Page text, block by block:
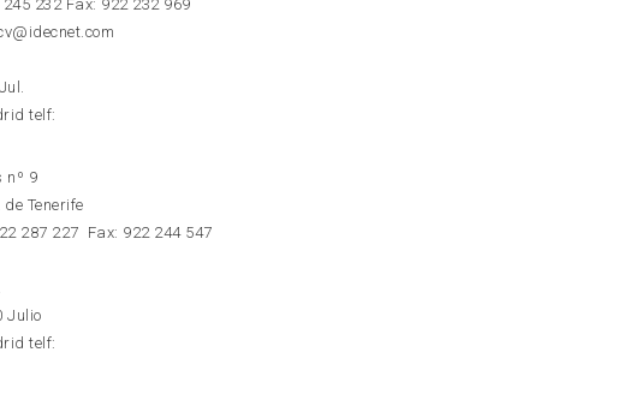
232 Fax: 922 232 969
telf:
nº 9
Tenerife
287 227 Fax: 922 244 547
Julio
telf: